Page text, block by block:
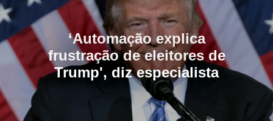
‘Automação explica
frustração de eleitores de
Trump', diz especialista